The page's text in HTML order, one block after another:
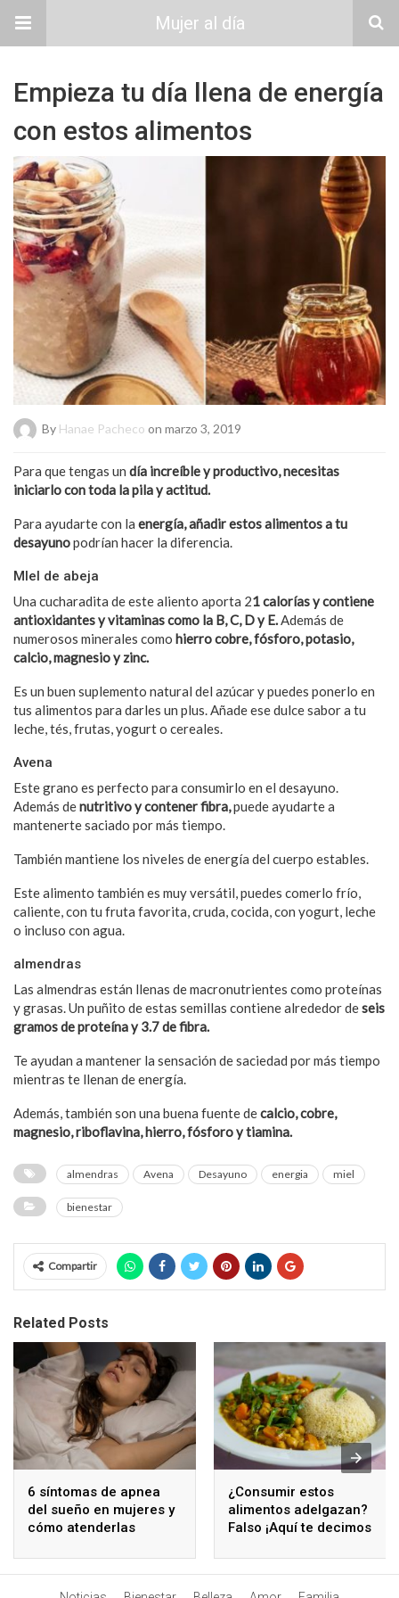
Mujer al día
Empieza tu día llena de energía
con estos alimentos
By Hanae Pacheco on marzo 3, 2019
Para que tengas un día increíble y productivo, necesitas
iniciarlo con toda la pila y actitud.
Para ayudarte con la energía,añadir estos alimentos a tu
desayunopodrían hacer la diferencia.
MIel de abeja
Una cucharadita de este aliento aporta 21 calorías y contiene
antioxidantes y vitaminas como la B, C, D y E.Además de
numerosos minerales como hierrocobre, fósforo, potasio,
calcio, magnesio y zinc.
Es un buen suplemento natural del azúcar y puedes ponerlo en
tus alimentos para darles un plus. Añade ese dulce sabor a tu
leche, tés, frutas, yogurt o cereales.
Avena
Este grano es perfecto para consumirlo en el desayuno.
Además denutritivo y contener fibra,puede ayudarte a
mantenerte saciado por más tiempo.
También mantiene los niveles de energía del cuerpo estables.
Este alimento también es muy versátil, puedes comerlo frío,
caliente, con tu fruta favorita, cruda, cocida, con yogurt, leche
o incluso con agua.
almendras
Las almendras están llenas de macronutrientes como proteínas
y grasas. Un puñito de estas semillas contiene alrededor deseis
gramos de proteína y 3.7 de fibra.
Te ayudan a mantener la sensación de saciedad por más tiempo
mientras te llenan de energía.
Además, también son una buena fuente decalcio, cobre,
magnesio, riboflavina, hierro, fósforo y tiamina.
almendras Avena Desayuno energia miel
bienestar
Compartir
Related Posts
6 síntomas de apnea
del sueño en mujeres y
cómo atenderlas
¿Consumir estos
alimentos adelgazan?
Falso ¡Aquí te decimos